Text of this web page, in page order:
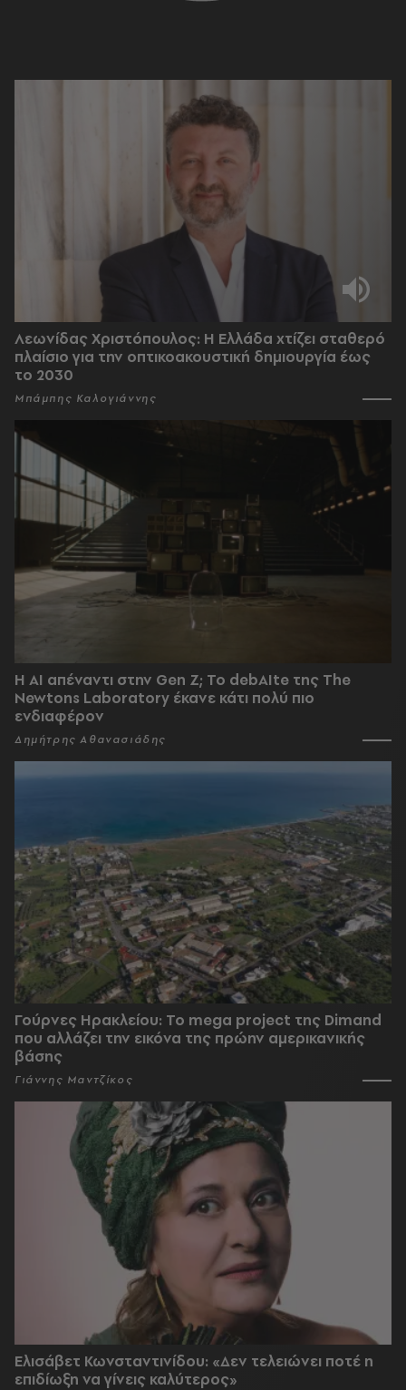
Λεωνίδας Χριστόπουλος: Η Ελλάδα χτίζει σταθερό
πλαίσιο για την οπτικοακουστική δημιουργία έως
το 2030
Μπάμπης Καλογιάννης
Η AI απέναντι στην Gen Z; Το debAIte της The
Newtons Laboratory έκανε κάτι πολύ πιο
ενδιαφέρον
Δημήτρης Αθανασιάδης
Γούρνες Ηρακλείου: To mega project της Dimand
που αλλάζει την εικόνα της πρώην αμερικανικής
βάσης
Γιάννης Μαντζίκος
Ελισάβετ Κωνσταντινίδου: «Δεν τελειώνει ποτέ η
επιδίωξη να γίνεις καλύτερος»